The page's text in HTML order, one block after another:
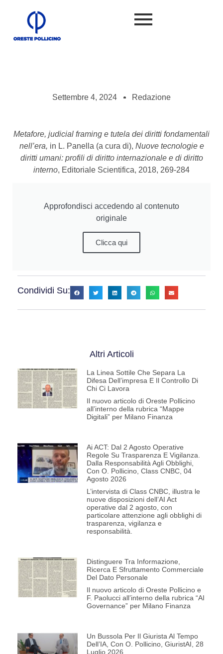
Settembre 4, 2024 Redazione
Metafore, judicial framing e tutela dei diritti fondamentali
nell’era, in L. Panella (a cura di), Nuove tecnologie e
diritti umani: profili di diritto internazionale e di diritto
interno, Editoriale Scientifica, 2018, 269-284
Approfondisci accedendo al contenuto
originale
Clicca qui
Condividi Su:
Altri Articoli
La Linea Sottile Che Separa La
Difesa Dell’impresa E Il Controllo Di
Chi Ci Lavora
Il nuovo articolo di Oreste Pollicino
all’interno della rubrica “Mappe
Digitali” per Milano Finanza
Ai ACT: Dal 2 Agosto Operative
Regole Su Trasparenza E Vigilanza.
Dalla Responsabilità Agli Obblighi,
Con O. Pollicino, Class CNBC, 04
Agosto 2026
L’intervista di Class CNBC, illustra le
nuove disposizioni dell’AI Act
operative dal 2 agosto, con
particolare attenzione agli obblighi di
trasparenza, vigilanza e
responsabilità.
Distinguere Tra Informazione,
Ricerca E Sfruttamento Commerciale
Del Dato Personale
Il nuovo articolo di Oreste Pollicino e
F. Paolucci all’interno della rubrica “AI
Governance” per Milano Finanza
Un Bussola Per Il Giurista Al Tempo
Dell’IA, Con O. Pollicino, GiuristAI, 28
Luglio 2026